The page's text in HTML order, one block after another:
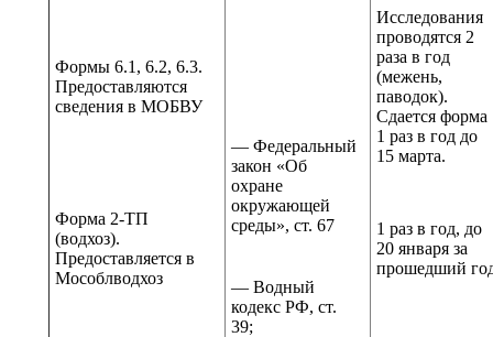
— Федеральный
закон «Об
охране
окружающей
среды», ст. 67
— Водный
кодекс РФ, ст.
39;
Формы 6.1, 6.2, 6.3.
Предоставляются
сведения в МОБВУ
Исследования
проводятся 2
раза в год
(межень,
паводок).
Сдается форма
1 раз в год до
15 марта.
Форма 2-ТП
(водхоз).
Предоставляется в
Мособлводхоз
1 раз в год, до
20 января за
прошедший